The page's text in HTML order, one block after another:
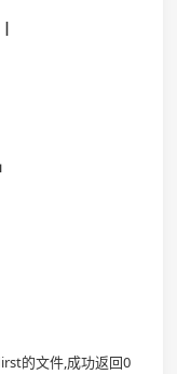
的文件,成功返回0